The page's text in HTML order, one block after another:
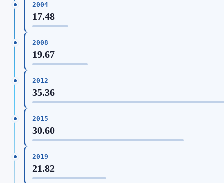
2004
17.48
2008
19.67
2012
35.36
2015
30.60
2019
21.82